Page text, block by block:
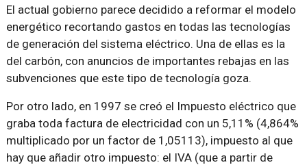
El actual gobierno parece decidido a reformar el modelo
energético recortando gastos en todas las tecnologías
de generación del sistema eléctrico. Una de ellas es la
del carbón, con anuncios de importantes rebajas en las
subvenciones que este tipo de tecnología goza.
Por otro lado, en 1997 se creó el Impuesto eléctrico que
graba toda factura de electricidad con un 5,11% (4,864%
multiplicado por un factor de 1,05113), impuesto al que
hay que añadir otro impuesto: el IVA (que a partir de